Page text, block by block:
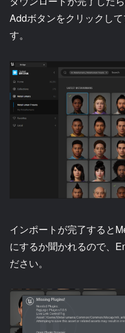
Addボタンをクリックし
す。
インポートが完了すると
にするか聞かれるので、
ださい。